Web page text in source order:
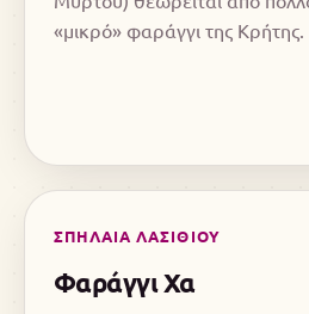
«μικρό» φαράγγι της Κρήτης.
ΣΠΗΛΑΙΑ ΛΑΣΙΘΙΟΥ
Φαράγγι Χα